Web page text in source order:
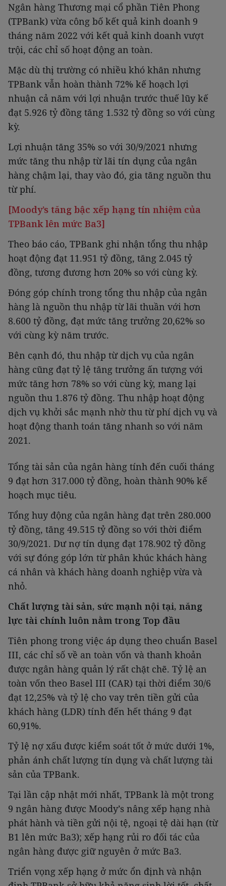
Ngân hàng Thương mại cổ phần Tiên Phong
(TPBank) vừa công bố kết quả kinh doanh 9
tháng năm 2022 với kết quả kinh doanh vượt
trội, các chỉ số hoạt động an toàn.
Mặc dù thị trường có nhiều khó khăn nhưng
TPBank vẫn hoàn thành 72% kế hoạch lợi
nhuận cả năm với lợi nhuận trước thuế lũy kế
đạt 5.926 tỷ đồng tăng 1.532 tỷ đồng so với cùng
kỳ.
Lợi nhuận tăng 35% so với 30/9/2021 nhưng
mức tăng thu nhập từ lãi tín dụng của ngân
hàng chậm lại, thay vào đó, gia tăng nguồn thu
từ phí.
[Moody’s tăng bậc xếp hạng tín nhiệm của
TPBank lên mức Ba3]
Theo báo cáo, TPBank ghi nhận tổng thu nhập
hoạt động đạt 11.951 tỷ đồng, tăng 2.045 tỷ
đồng, tương đương hơn 20% so với cùng kỳ.
Đóng góp chính trong tổng thu nhập của ngân
hàng là nguồn thu nhập từ lãi thuần với hơn
8.600 tỷ đồng, đạt mức tăng trưởng 20,62% so
với cùng kỳ năm trước.
Bên cạnh đó, thu nhập từ dịch vụ của ngân
hàng cũng đạt tỷ lệ tăng trưởng ấn tượng với
mức tăng hơn 78% so với cùng kỳ, mang lại
nguồn thu 1.876 tỷ đồng. Thu nhập hoạt động
dịch vụ khởi sắc mạnh nhờ thu từ phí dịch vụ và
hoạt động thanh toán tăng nhanh so với năm
2021.
Tổng tài sản của ngân hàng tính đến cuối tháng
9 đạt hơn 317.000 tỷ đồng, hoàn thành 90% kế
hoạch mục tiêu.
Tổng huy động của ngân hàng đạt trên 280.000
tỷ đồng, tăng 49.515 tỷ đồng so với thời điểm
30/9/2021. Dư nợ tín dụng đạt 178.902 tỷ đồng
với sự đóng góp lớn từ phân khúc khách hàng
cá nhân và khách hàng doanh nghiệp vừa và
nhỏ.
Chất lượng tài sản, sức mạnh nội tại, năng
lực tài chính luôn nằm trong Top đầu
Tiên phong trong việc áp dụng theo chuẩn Basel
III, các chỉ số về an toàn vốn và thanh khoản
được ngân hàng quản lý rất chặt chẽ. Tỷ lệ an
toàn vốn theo Basel III (CAR) tại thời điểm 30/6
đạt 12,25% và tỷ lệ cho vay trên tiền gửi của
khách hàng (LDR) tính đến hết tháng 9 đạt
60,91%.
Tỷ lệ nợ xấu được kiểm soát tốt ở mức dưới 1%,
phản ánh chất lượng tín dụng và chất lượng tài
sản của TPBank.
Tại lần cập nhật mới nhất, TPBank là một trong
9 ngân hàng được Moody’s nâng xếp hạng nhà
phát hành và tiền gửi nội tệ, ngoại tệ dài hạn (từ
B1 lên mức Ba3); xếp hạng rủi ro đối tác của
ngân hàng được giữ nguyên ở mức Ba3.
Triển vọng xếp hạng ở mức ổn định và nhận